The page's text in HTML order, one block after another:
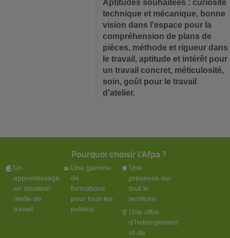
Aptitudes souhaitées : curiosité
technique et mécanique, bonne
vision dans l'espace pour la
compréhension de plans de
pièces, méthode et rigueur dans
le travail, aptitude et intérêt pour
un travail concret, méticulosité,
soin, goût pour le travail
d'atelier.
Pourquoi choisir l'Afpa ?
Un
apprentissage
en situation
réelle de
travail
Une gamme
de
formations
pour tous les
publics
Une
présence sur
tout le
territoire
Une offre
d'hébergement
et de